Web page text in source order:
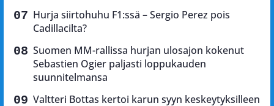
Hurja siirtohuhu F1:ssä – Sergio Perez pois
Cadillacilta?
Suomen MM-rallissa hurjan ulosajon kokenut
Sebastien Ogier paljasti loppukauden
suunnitelmansa
Valtteri Bottas kertoi karun syyn keskeytyksilleen